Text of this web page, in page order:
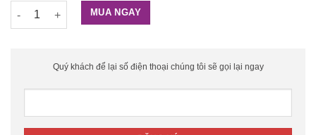
TỦ MẠNG, TỦ RACK 10U, THÉP TỪ 1.5MM-2.0MM, MÀU ĐEN/
MUA NGAY
Quý khách để lại số điện thoại chúng tôi sẽ gọi lại ngay